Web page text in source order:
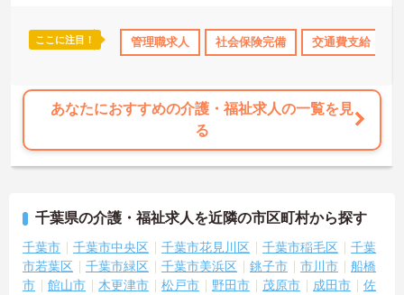
年間休日110日以上 社会保険完備 交通費支給
ここに注目！ 管理職求人 社会保険完備 交通費支給
あなたにおすすめの介護・福祉求人の一覧を見
る
千葉県の介護・福祉求人を近隣の市区町村から探す
千葉市 千葉市中央区 千葉市花見川区 千葉市稲毛区
千葉
市若葉区
千葉市緑区 千葉市美浜区 銚子市 市川市
船橋
市
館山市 木更津市 松戸市 野田市 茂原市 成田市
佐